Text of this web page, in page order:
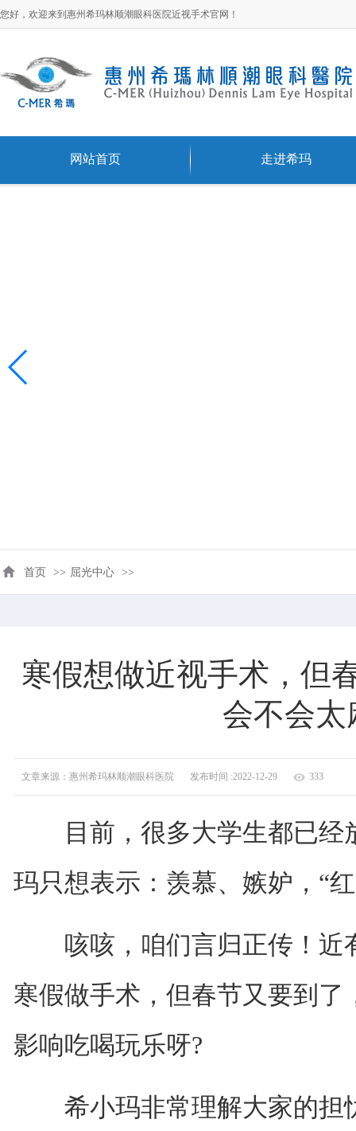
您好，欢迎来到惠州希玛林顺潮眼科医院近视手术官网！
网站首页 走进希玛
首页 >> 屈光中心 >>
寒假想做近视手术，但
会不会太
文章来源：惠州希玛林顺潮眼科医院 发布时间 :2022-12-29 333
目前，很多大学生都已经
玛只想表示：羡慕、嫉妒，“
咳咳，咱们言归正传！近
寒假做手术，但春节又要到
影响吃喝玩乐呀?
希小玛非常理解大家的担